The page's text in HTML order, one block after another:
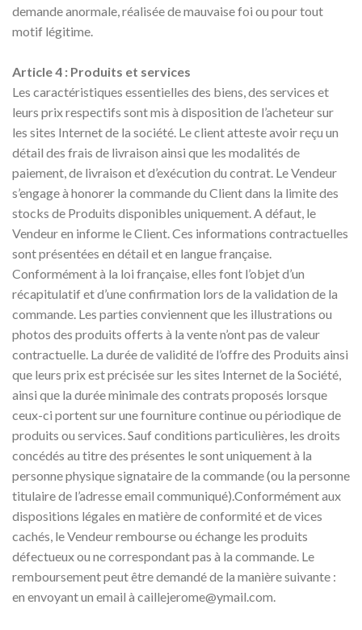
demande anormale, réalisée de mauvaise foi ou pour tout
motif légitime.
Article 4 : Produits et services
Les caractéristiques essentielles des biens, des services et
leurs prix respectifs sont mis à disposition de l’acheteur sur
les sites Internet de la société. Le client atteste avoir reçu un
détail des frais de livraison ainsi que les modalités de
paiement, de livraison et d’exécution du contrat. Le Vendeur
s’engage à honorer la commande du Client dans la limite des
stocks de Produits disponibles uniquement. A défaut, le
Vendeur en informe le Client. Ces informations contractuelles
sont présentées en détail et en langue française.
Conformément à la loi française, elles font l’objet d’un
récapitulatif et d’une confirmation lors de la validation de la
commande. Les parties conviennent que les illustrations ou
photos des produits offerts à la vente n’ont pas de valeur
contractuelle. La durée de validité de l’offre des Produits ainsi
que leurs prix est précisée sur les sites Internet de la Société,
ainsi que la durée minimale des contrats proposés lorsque
ceux-ci portent sur une fourniture continue ou périodique de
produits ou services. Sauf conditions particulières, les droits
concédés au titre des présentes le sont uniquement à la
personne physique signataire de la commande (ou la personne
titulaire de l’adresse email communiqué).Conformément aux
dispositions légales en matière de conformité et de vices
cachés, le Vendeur rembourse ou échange les produits
défectueux ou ne correspondant pas à la commande. Le
remboursement peut être demandé de la manière suivante :
en envoyant un email à caillejerome@ymail.com.